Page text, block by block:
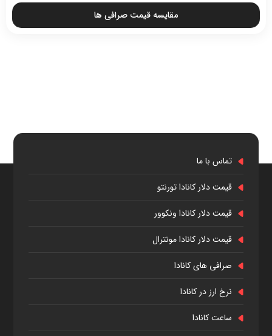
مقایسه قیمت صرافی ها
تماس با ما
قیمت دلار کانادا تورنتو
قیمت دلار کانادا ونکوور
قیمت دلار کانادا مونترال
صرافی های کانادا
نرخ ارز در کانادا
ساعت کانادا